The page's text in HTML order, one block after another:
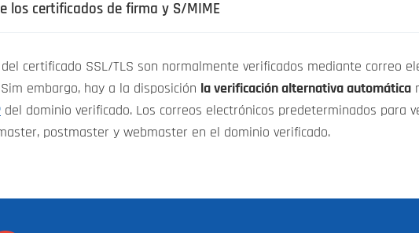
los certificados de firma y S/MIME
certificado SSL/TLS son normalmente verificados mediante correo
embargo, hay a la disposición la verificación alternativa automática
del dominio verificado. Los correos electrónicos predeterminados para
postmaster y webmaster en el dominio verificado.